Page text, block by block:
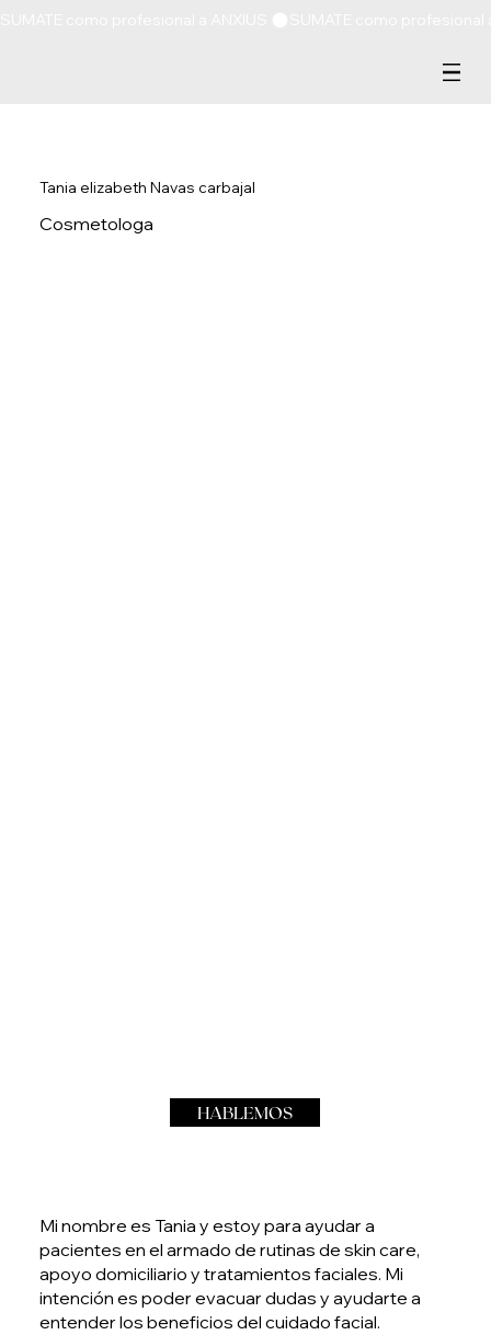
Tania elizabeth Navas carbajal
Cosmetologa
HABLEMOS
Mi nombre es Tania y estoy para ayudar a
pacientes en el armado de rutinas de skin care,
apoyo domiciliario y tratamientos faciales. Mi
intención es poder evacuar dudas y ayudarte a
entender los beneficios del cuidado facial.